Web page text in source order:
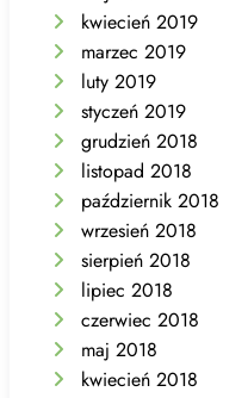
kwiecień 2019
marzec 2019
luty 2019
styczeń 2019
grudzień 2018
listopad 2018
październik 2018
wrzesień 2018
sierpień 2018
lipiec 2018
czerwiec 2018
maj 2018
kwiecień 2018